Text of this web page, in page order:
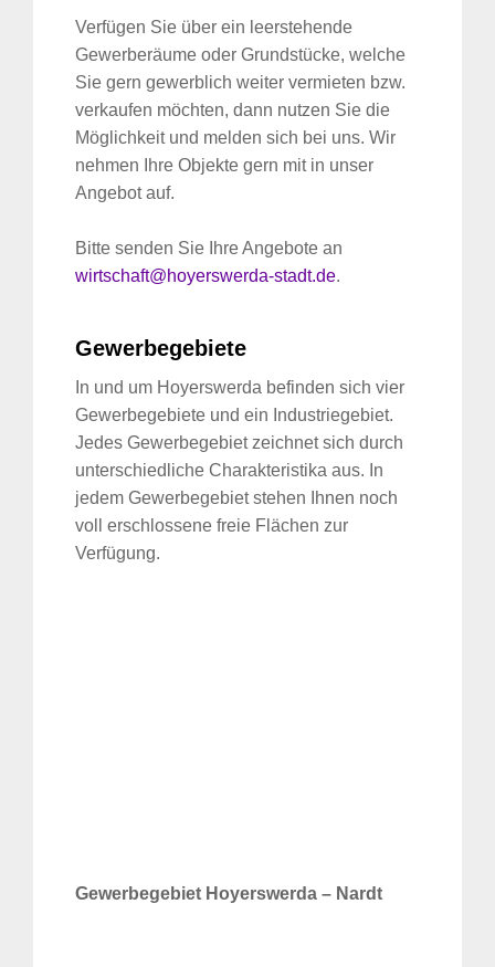
Verfügen Sie über ein leerstehende
Gewerberäume oder Grundstücke, welche
Sie gern gewerblich weiter vermieten bzw.
verkaufen möchten, dann nutzen Sie die
Möglichkeit und melden sich bei uns. Wir
nehmen Ihre Objekte gern mit in unser
Angebot auf.
Bitte senden Sie Ihre Angebote an
wirtschaft@hoyerswerda-stadt.de.
Gewerbegebiete
In und um Hoyerswerda befinden sich vier
Gewerbegebiete und ein Industriegebiet.
Jedes Gewerbegebiet zeichnet sich durch
unterschiedliche Charakteristika aus. In
jedem Gewerbegebiet stehen Ihnen noch
voll erschlossene freie Flächen zur
Verfügung.
Gewerbegebiet Hoyerswerda – Nardt